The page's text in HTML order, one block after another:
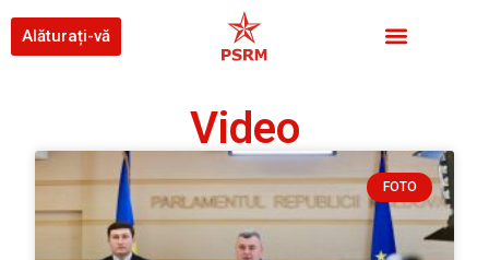
Alăturați-vă
Video
FOTO